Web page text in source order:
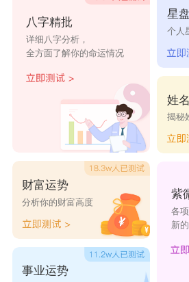
寓意纯洁和财富。
锦鲤
寓意好运和财富。
寓意好运和财富。
寓意财富和高端。
益佳
寓意收益和美好。
家旺。寓意家庭兴旺和财富。
富贵竹
八字精批
详细八字分析，
全方面了解你的命运情况
财富运势
分析你的财富高度
事业运势
星
个人
姓
揭秘
紫
各
新